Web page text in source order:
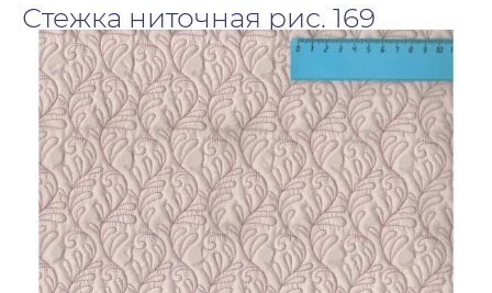
Стежка ниточная рис. 169